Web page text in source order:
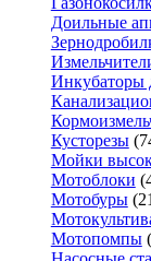
Доильные
Инкубаторы
Кусторезы
Мойки
Мотоблоки
Мотобуры
Мотопомпы